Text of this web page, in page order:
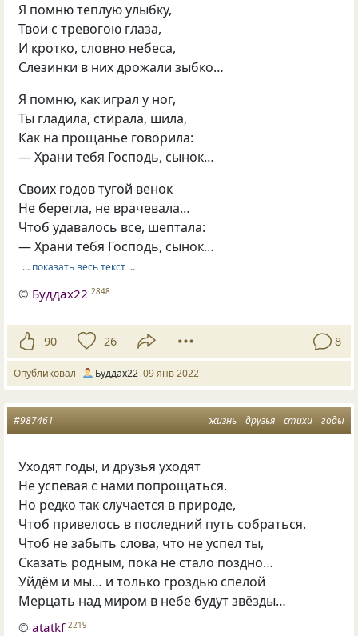
Я помню теплую улыбку,
Твои с тревогою глаза,
И кротко, словно небеса,
Слезинки в них дрожали зыбко…
Я помню, как играл у ног,
Ты гладила, стирала, шила,
Как на прощанье говорила:
— Храни тебя Господь, сынок…
Своих годов тугой венок
Не берегла, не врачевала…
Чтоб удавалось все, шептала:
— Храни тебя Господь, сынок…
… показать весь текст …
© Буддах22 2848
90 26 8
Опубликовал Буддах22 09 янв 2022
жизнь друзья стихи годы
#987461
Уходят годы, и друзья уходят
Не успевая с нами попрощаться.
Но редко так случается в природе,
Чтоб привелось в последний путь собраться.
Чтоб не забыть слова, что не успел ты,
Сказать родным, пока не стало поздно…
Уйдём и мы… и только гроздью спелой
Мерцать над миром в небе будут звёзды…
©atatkf 2219